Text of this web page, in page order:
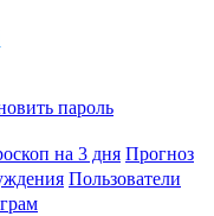
пароль
на 3 дня Прогноз
Пользователи